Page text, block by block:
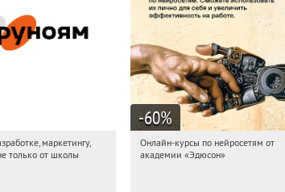
Получи первым!
маркетингу,
только от школы
-60%
19:31:12 Получили:
Онлайн-курсы по нейросетям от
академии «Эдюсон»